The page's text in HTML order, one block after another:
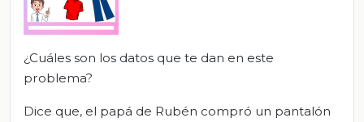
¿Cuáles son los datos que te dan en este
problema?
Dice que, el papá de Rubén compró un pantalón